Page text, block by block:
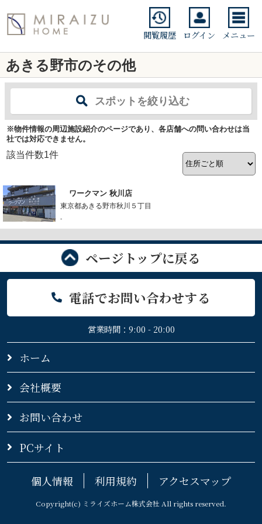
閲覧履歴 ログイン メニュー
あきる野市のその他
スポットを絞り込む
※物件情報の周辺施設紹介のページであり、各店舗への問い合わせは当
社では対応できません。
該当件数1件
ワークマン 秋川店
東京都あきる野市秋川５丁目
-
ページトップに戻る
電話でお問い合わせする
営業時間：9:00 - 20:00
ホーム
会社概要
お問い合わせ
PCサイト
個人情報 利用規約 アクセスマップ
Copyright(c) ミライズホーム株式会社 All rights reserved.